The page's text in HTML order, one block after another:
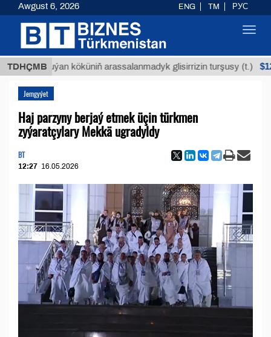
TDHÇMB
Buýan köküniň arassalanmadyk glisirrizin turşusy (t.) $12935,18
Jemgyýet
Haj parzyny berjaý etmek üçin türkmen
zyýaratçylary Mekkä ugradyldy
BT
12:27 16.05.2026
Awgust 6, 2026 ENG TM РУС